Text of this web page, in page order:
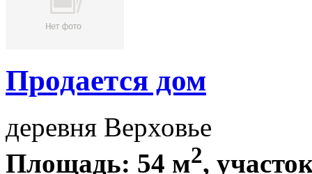
Продается дом
деревня Верховье
Площадь: 54 м2,